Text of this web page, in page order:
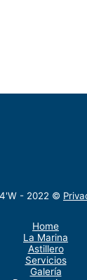
- 2022 ©
Home
La Marina
Astillero
Servicios
Galería